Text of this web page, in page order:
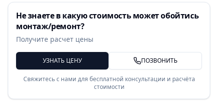
Не знаете в какую стоимость может обойтись
монтаж/ремонт?
Получите расчет цены
УЗНАТЬ ЦЕНУ ПОЗВОНИТЬ
Свяжитесь с нами для бесплатной консультации и расчёта
стоимости